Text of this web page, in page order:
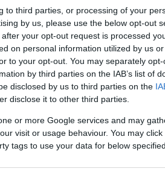
to third parties, or processing of your
by us, please use the below opt-out
your opt-out request is processed
on personal information utilized by us
to your opt-out. You may separately
by third parties on the IAB’s list of
disclosed by us to third parties on the
disclose it to other third parties.
or more Google services and may
visit or usage behaviour. You may
tags to use your data for below
προήλθαν από 2 άσσους, 12
59′
Αραπάκης 4 (3 άσσοι, 1
14% άριστες), Μούχλιας 11
2 (1/3 επ., 1 άσσος) /
υπ. – 17% άριστες),